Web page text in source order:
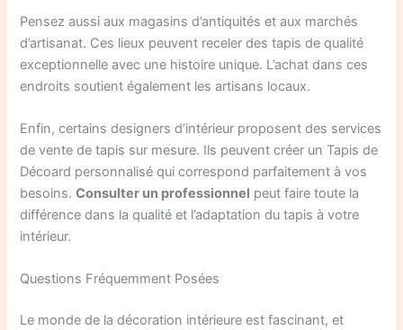
Pensez aussi aux magasins d’antiquités et aux marchés
d’artisanat. Ces lieux peuvent receler des tapis de qualité
exceptionnelle avec une histoire unique. L’achat dans ces
endroits soutient également les artisans locaux.
Enfin, certains designers d’intérieur proposent des services
de vente de tapis sur mesure. Ils peuvent créer un Tapis de
Décoard personnalisé qui correspond parfaitement à vos
besoins.Consulter un professionnel peut faire toute la
différence dans la qualité et l’adaptation du tapis à votre
intérieur.
Questions Fréquemment Posées
Le monde de la décoration intérieure est fascinant, et